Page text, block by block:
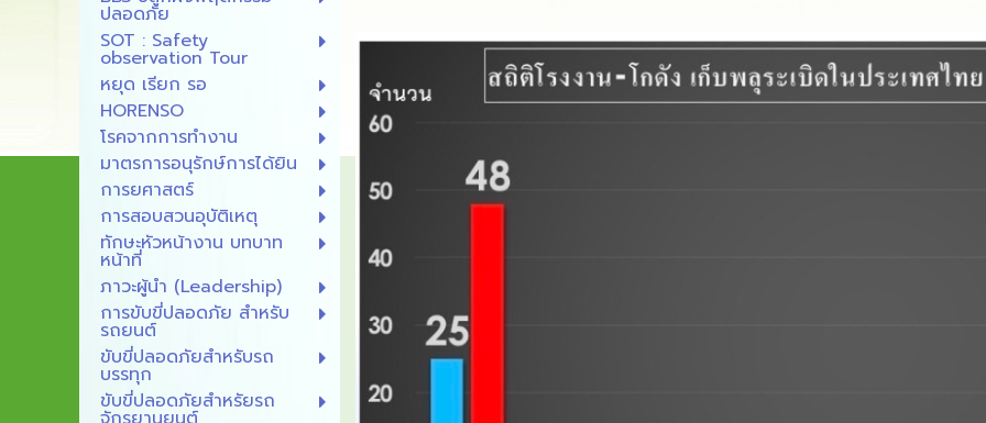
ปลอดภัย
SOT : Safety
observation Tour
หยุด เรียก รอ
HORENSO
โรคจากการทำงาน
มาตรการอนุรักษ์การได้ยิน
การยศาสตร์
การสอบสวนอุบัติเหตุ
ทักษะหัวหน้างาน บทบาท
หน้าที่
ภาวะผู้นํา (Leadership)
การขับขี่ปลอดภัย สำหรับ
รถยนต์
ขับขี่ปลอดภัยสำหรับรถ
บรรทุก
ขับขี่ปลอดภัยสำหรัยรถ